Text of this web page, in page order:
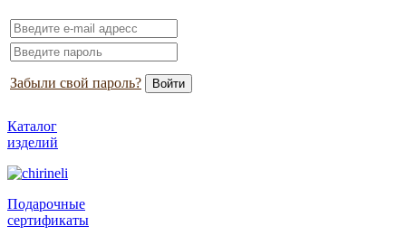
Забыли свой пароль?
Каталог
изделий
Подарочные
сертификаты